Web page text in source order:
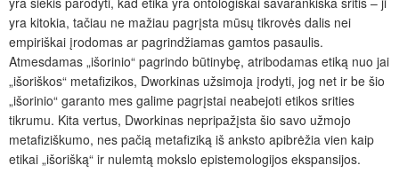
yra kitokia, tačiau ne mažiau pagrįsta mūsų tikrovės dalis nei
empiriškai įrodomas ar pagrindžiamas gamtos pasaulis.
Atmesdamas „išorinio“ pagrindo būtinybę, atribodamas etiką nuo jai
„išoriškos“ metafizikos, Dworkinas užsimoja įrodyti, jog net ir be šio
„išorinio“ garanto mes galime pagrįstai neabejoti etikos srities
tikrumu. Kita vertus, Dworkinas nepripažįsta šio savo užmojo
metafiziškumo, nes pačią metafiziką iš anksto apibrėžia vien kaip
etikai „išorišką“ ir nulemtą mokslo epistemologijos ekspansijos.